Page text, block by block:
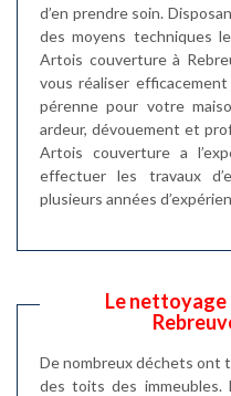
d’en prendre soin.
des moyens techniques
Artois couverture à
vous réaliser
pérenne pour votre
ardeur, dévouement et
Artois couverture a
effectuer les travaux
plusieurs années
Le nettoyage
De nombreux déchets ont
des toits des